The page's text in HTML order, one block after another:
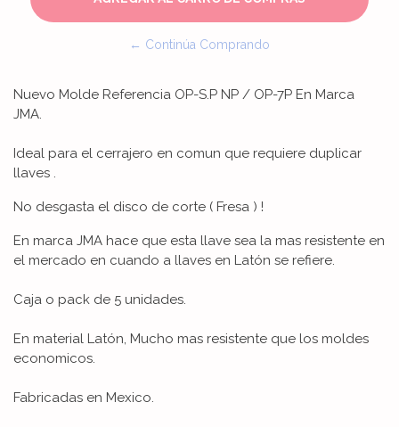
← Continúa Comprando
Nuevo Molde Referencia OP-S.P NP / OP-7P En Marca
JMA.
Ideal para el cerrajero en comun que requiere duplicar
llaves .
No desgasta el disco de corte ( Fresa ) !
En marca JMA hace que esta llave sea la mas resistente en
el mercado en cuando a llaves en Latón se refiere.
Caja o pack de 5 unidades.
En material Latón, Mucho mas resistente que los moldes
economicos.
Fabricadas en Mexico.